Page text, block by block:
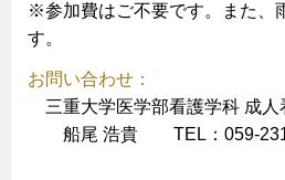
※参加費はご不要です。また、
す。
お問い合わせ：
三重大学医学部看護学科 成人
船尾 浩貴 TEL：059-